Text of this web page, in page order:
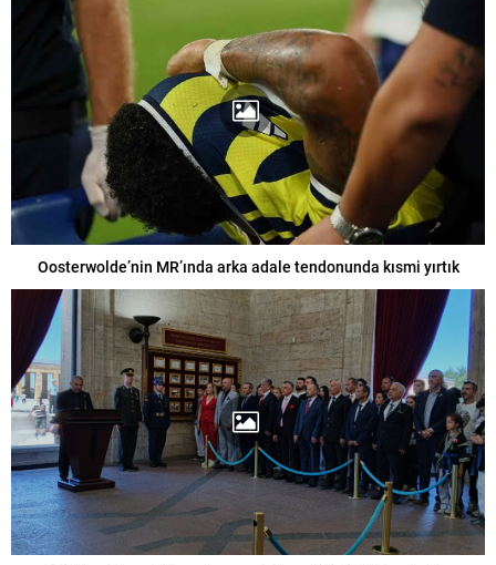
Oosterwolde’nin MR’ında arka adale tendonunda kısmi yırtık